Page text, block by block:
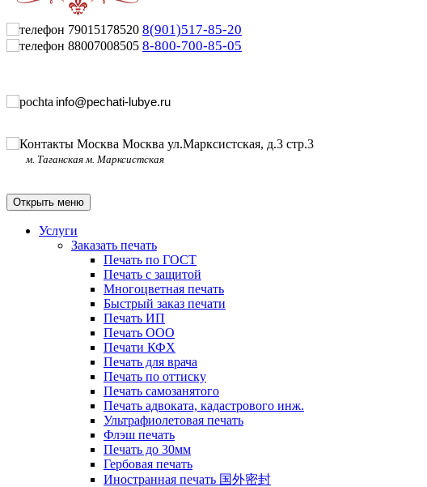
8(901)517-85-20
8-800-700-85-05
info@pechati-lubye.ru
Москва ул.Марксистская, д.3 стр.3
м. Таганская м. Марксистская
Открыть меню
Услуги
Заказать печать
Печать по ГОСТ
Печать с защитой
Многоцветная печать
Быстрый заказ печати
Печать ИП
Печать ООО
Печати КФХ
Печать для врача
Печать по оттиску
Печать самозанятого
Печать адвоката, кадастрового инж.
Ультрафиолетовая печать
Флэш печать
Печать до 30мм
Гербовая печать
Иностранная печать 国外密封